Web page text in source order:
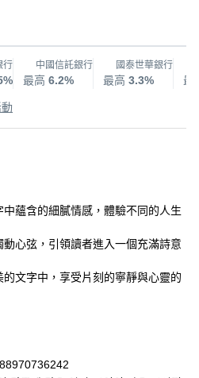
行 中國信託銀行
最高 6.2%
國泰世華銀行
最高 3.3% 最
蘊含的細膩情感，體驗不同的人生
心弦，引領讀者進入一個充滿詩意
文字中，享受片刻的寧靜與心靈的